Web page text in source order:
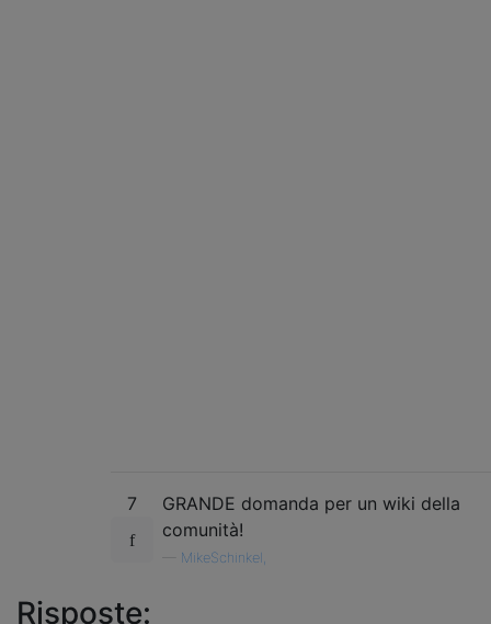
7
GRANDE domanda per un wiki della
comunità!
MikeSchinkel,
Risposte: